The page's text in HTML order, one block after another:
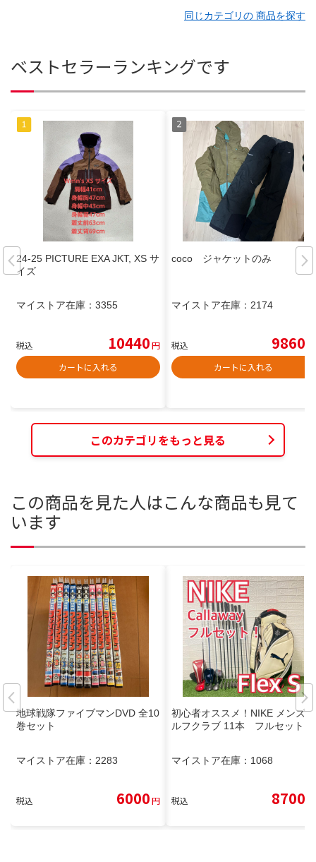
同じカテゴリの 商品を探す
ベストセラーランキングです
24-25 PICTURE EXA JKT, XS サ
イズ
マイストア在庫： 3355
税込 10440円
カートに入れる
coco ジャケットのみ
マイストア在庫： 2174
税込 9860
カートに入れる
このカテゴリをもっと見る
この商品を見た人はこんな商品も見て
います
地球戦隊ファイブマンDVD 全10
巻セット
マイストア在庫： 2283
税込 6000円
初心者オススメ！NIKE メンズゴ
ルフクラブ 11本 フルセット
マイストア在庫： 1068
税込 8700